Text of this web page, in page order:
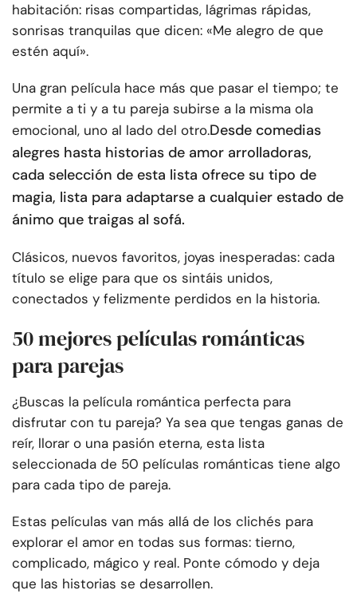
habitación: risas compartidas, lágrimas rápidas,
sonrisas tranquilas que dicen: «Me alegro de que
estén aquí».
Una gran película hace más que pasar el tiempo; te
permite a ti y a tu pareja subirse a la misma ola
emocional, uno al lado del otro.Desde comedias
alegres hasta historias de amor arrolladoras,
cada selección de esta lista ofrece su tipo de
magia, lista para adaptarse a cualquier estado de
ánimo que traigas al sofá.
Clásicos, nuevos favoritos, joyas inesperadas: cada
título se elige para que os sintáis unidos,
conectados y felizmente perdidos en la historia.
50 mejores películas románticas
para parejas
¿Buscas la película romántica perfecta para
disfrutar con tu pareja? Ya sea que tengas ganas de
reír, llorar o una pasión eterna, esta lista
seleccionada de 50 películas románticas tiene algo
para cada tipo de pareja.
Estas películas van más allá de los clichés para
explorar el amor en todas sus formas: tierno,
complicado, mágico y real. Ponte cómodo y deja
que las historias se desarrollen.